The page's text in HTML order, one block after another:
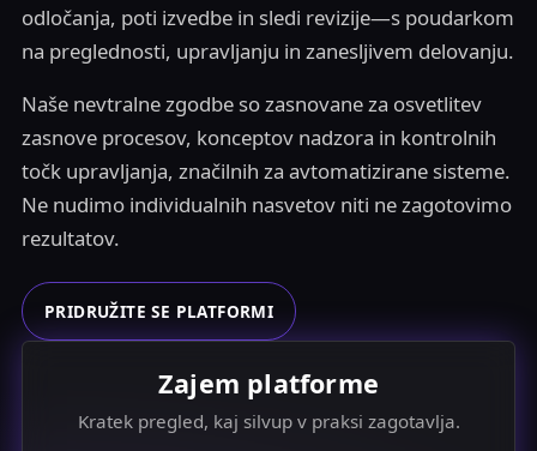
odločanja, poti izvedbe in sledi revizije—s poudarkom
na preglednosti, upravljanju in zanesljivem delovanju.
Naše nevtralne zgodbe so zasnovane za osvetlitev
zasnove procesov, konceptov nadzora in kontrolnih
točk upravljanja, značilnih za avtomatizirane sisteme.
Ne nudimo individualnih nasvetov niti ne zagotovimo
rezultatov.
PRIDRUŽITE SE PLATFORMI
Zajem platforme
Kratek pregled, kaj silvup v praksi zagotavlja.